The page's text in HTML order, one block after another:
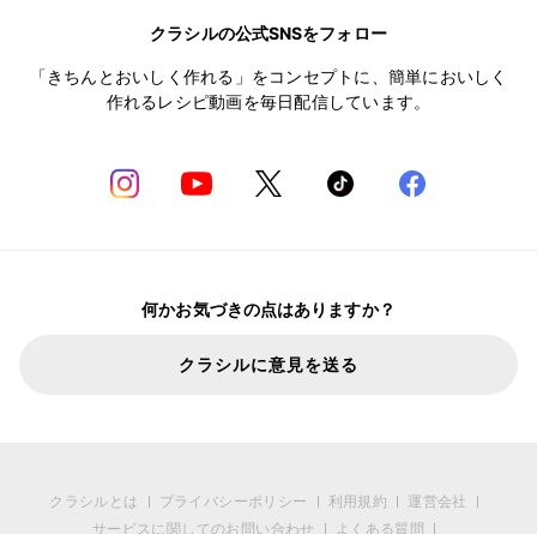
クラシルの公式SNSをフォロー
「きちんとおいしく作れる」をコンセプトに、簡単においしく
作れるレシピ動画を毎日配信しています。
何かお気づきの点はありますか？
クラシルに意見を送る
クラシルとは プライバシーポリシー 利用規約
運営会社
サービスに関してのお問い合わせ
よくある質問